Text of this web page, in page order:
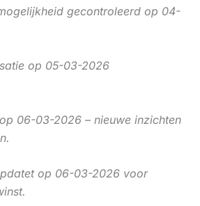
gecontroleerd op 04-
op 05-03-2026
06-03-2026 – nieuwe inzichten
op 06-03-2026 voor